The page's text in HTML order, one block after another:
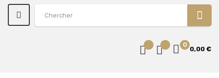
0
0,00 €